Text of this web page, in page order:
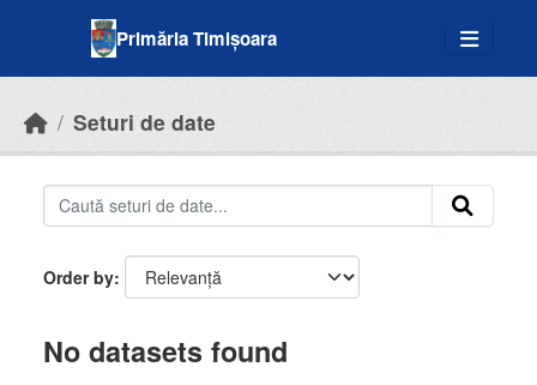
Primăria Timișoara
Seturi de date
Order by
No datasets found